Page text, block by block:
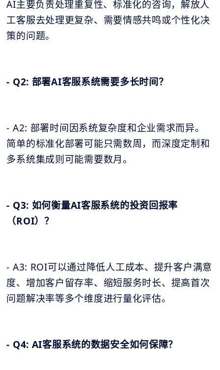
AI主要负责处理重复性、标准化的咨询，解放人
工客服去处理更复杂、需要情感共鸣或个性化决
策的问题。
- Q2: 部署AI客服系统需要多长时间？
- A2: 部署时间因系统复杂度和企业需求而异。
简单的标准化部署可能只需数周，而深度定制和
多系统集成则可能需要数月。
- Q3: 如何衡量AI客服系统的投资回报率
（ROI）？
- A3: ROI可以通过降低人工成本、提升客户满意
度、增加客户留存率、缩短服务时长、提高首次
问题解决率等多个维度进行量化评估。
- Q4: AI客服系统的数据安全如何保障？